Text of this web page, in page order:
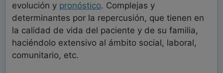
evolución y pronóstico. Complejas y
determinantes por la repercusión, que tienen en
la calidad de vida del paciente y de su familia,
haciéndolo extensivo al ámbito social, laboral,
comunitario, etc.